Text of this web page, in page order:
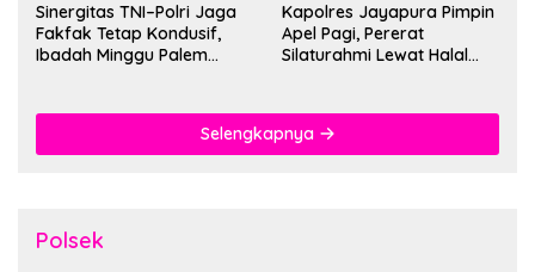
Sinergitas TNI–Polri Jaga
Fakfak Tetap Kondusif,
Ibadah Minggu Palem
Kapolres Jayapura Pimpin
Apel Pagi, Pererat
Silaturahmi Lewat Halal
Selengkapnya
Polsek